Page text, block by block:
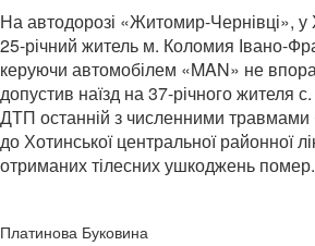
На автодорозі «Житомир-Чернівці», у
25-річний житель м. Коломия Івано-
керуючи автомобілем «MAN» не
допустив наїзд на 37-річного жителя
ДТП останній з численними травмами
до Хотинської центральної районної
отриманих тілесних ушкоджень помер.
Платинова Буковина